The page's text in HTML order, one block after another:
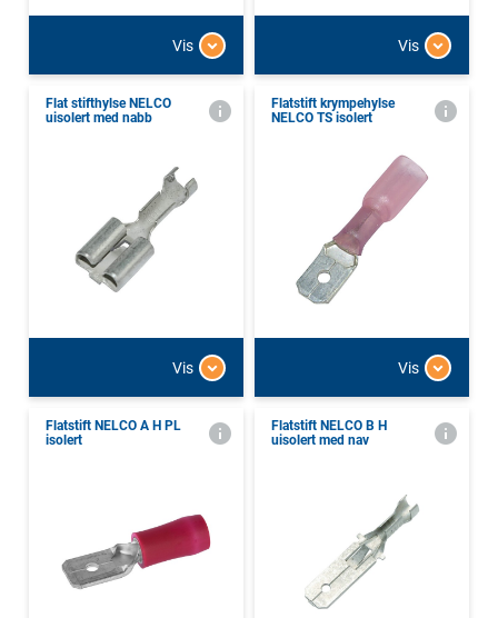
Vis Vis
Flat stifthylse NELCO
uisolert med nabb
Vis
Flatstift krympehylse
NELCO TS isolert
Vis
Flatstift NELCO A H PL
isolert
Flatstift NELCO B H
uisolert med nav